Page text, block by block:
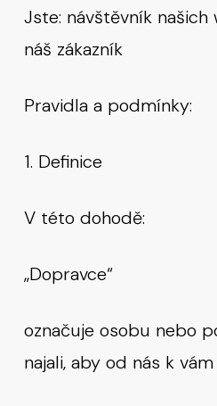
Jste: návštěvník
náš zákazník
Pravidla a podmínky:
1. Definice
V této dohodě:
„Dopravce“
označuje osobu nebo
najali, aby od nás k